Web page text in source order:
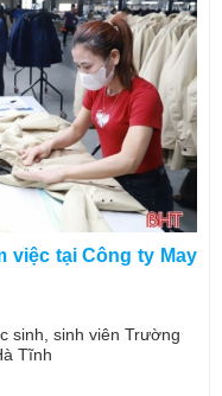
việc tại Công ty May
sinh, sinh viên Trường
Tĩnh